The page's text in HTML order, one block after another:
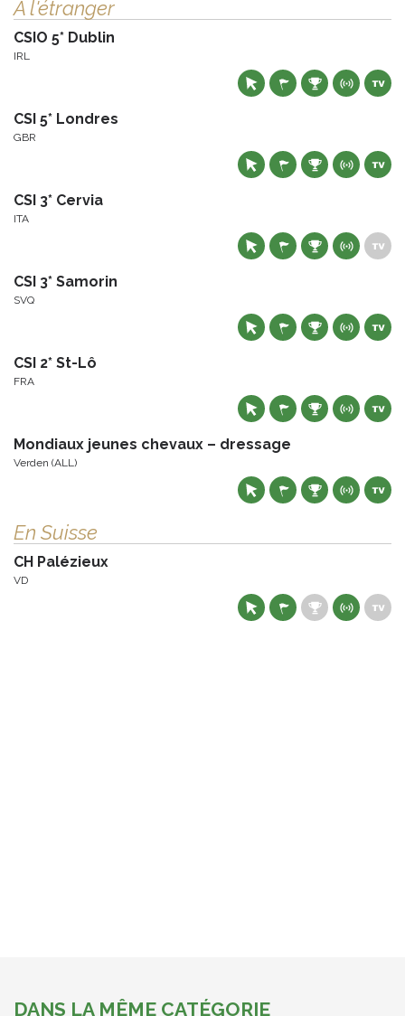
À l'étranger
CSIO 5* Dublin
IRL
CSI 5* Londres
GBR
CSI 3* Cervia
ITA
CSI 3* Samorin
SVQ
CSI 2* St-Lô
FRA
Mondiaux jeunes chevaux – dressage
Verden (ALL)
En Suisse
CH Palézieux
VD
DANS LA MÊME CATÉGORIE